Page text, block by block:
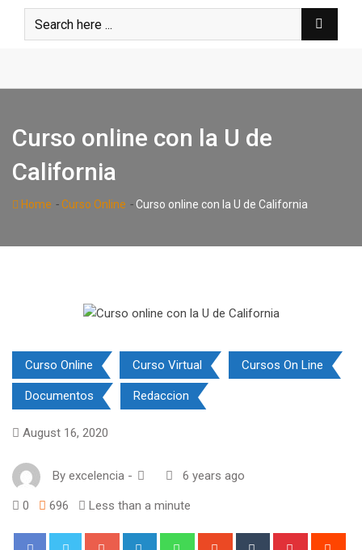
Curso online con la U de
California
Home -Curso Online -Curso online con la U de California
Curso Online Curso Virtual Cursos On Line
Documentos Redaccion
August 16, 2020
By excelencia - 6 years ago
0 696 Less than a minute
Google+ LinkedIn WhatsappStumbleUpon
Tumblr Pinterest